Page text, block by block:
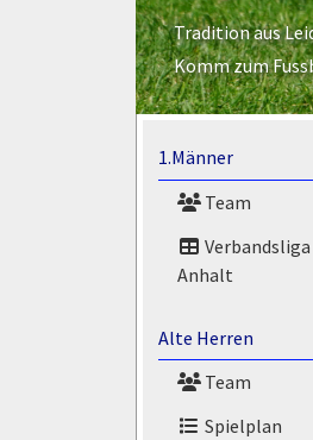
Tradition aus
Komm zum
1.Männer
Team
Anhalt
Alte Herren
Team
Spielplan